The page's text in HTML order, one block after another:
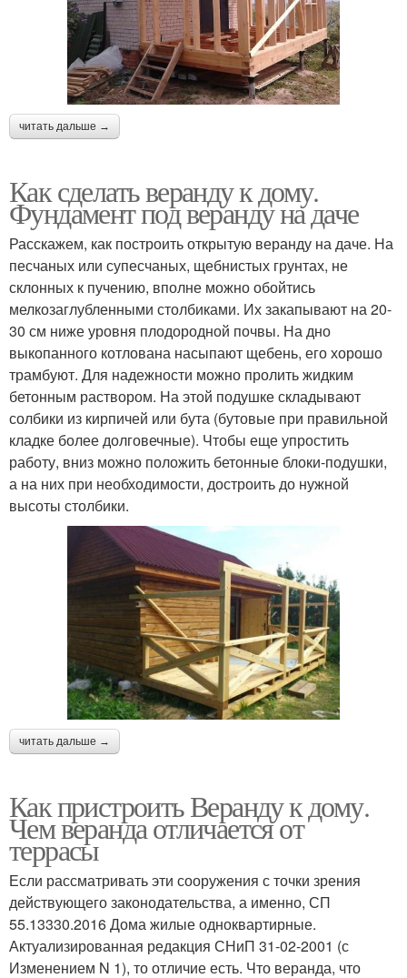
читать дальше →
Как сделать веранду к дому.
Фундамент под веранду на даче
Расскажем, как построить открытую веранду на даче. На
песчаных или супесчаных, щебнистых грунтах, не
склонных к пучению, вполне можно обойтись
мелкозаглубленными столбиками. Их закапывают на 20-
30 см ниже уровня плодородной почвы. На дно
выкопанного котлована насыпают щебень, его хорошо
трамбуют. Для надежности можно пролить жидким
бетонным раствором. На этой подушке складывают
солбики из кирпичей или бута (бутовые при правильной
кладке более долговечные). Чтобы еще упростить
работу, вниз можно положить бетонные блоки-подушки,
а на них при необходимости, достроить до нужной
высоты столбики.
читать дальше →
Как пристроить Веранду к дому.
Чем веранда отличается от
террасы
Если рассматривать эти сооружения с точки зрения
действующего законодательства, а именно, СП
55.13330.2016 Дома жилые одноквартирные.
Актуализированная редакция СНиП 31-02-2001 (с
Изменением N 1), то отличие есть. Что веранда, что